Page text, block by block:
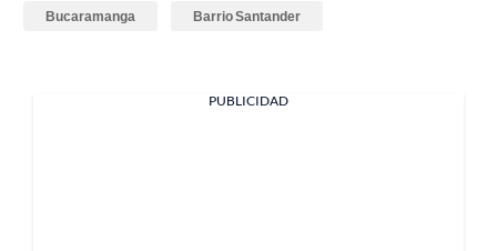
Bucaramanga Barrio Santander
PUBLICIDAD